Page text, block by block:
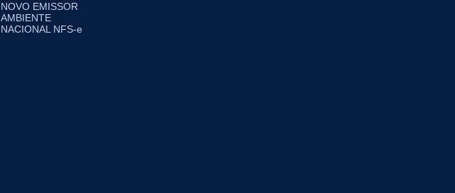
NOVO EMISSOR
AMBIENTE
NACIONAL NFS-e